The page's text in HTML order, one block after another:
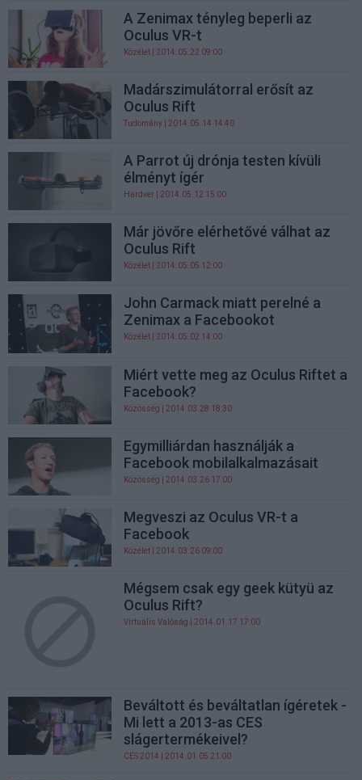
A Zenimax tényleg beperli az
Oculus VR-t
Közélet | 2014.05.22 09:00
Madárszimulátorral erősít az
Oculus Rift
Tudomány | 2014.05.14 14:40
A Parrot új drónja testen kívüli
élményt ígér
Hardver | 2014.05.12 15:00
Már jövőre elérhetővé válhat az
Oculus Rift
Közélet | 2014.05.05 12:00
John Carmack miatt perelné a
Zenimax a Facebookot
Közélet | 2014.05.02 14:00
Miért vette meg az Oculus Riftet a
Facebook?
Közösség | 2014.03.28 18:30
Egymilliárdan használják a
Facebook mobilalkalmazásait
Közösség | 2014.03.26 17:00
Megveszi az Oculus VR-t a
Facebook
Közélet | 2014.03.26 09:00
Mégsem csak egy geek kütyü az
Oculus Rift?
Virtuális Valóság | 2014.01.17 17:00
Beváltott és beváltatlan ígéretek -
Mi lett a 2013-as CES
slágertermékeivel?
CES 2014 | 2014.01.05 21:00